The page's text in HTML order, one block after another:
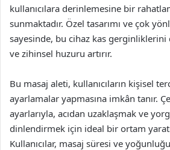
kullanıcılara derinlemesine bir
sunmaktadır. Özel tasarımı ve çok
sayesinde, bu cihaz kas gerginliklerini
ve zihinsel huzuru artırır.
Bu masaj aleti, kullanıcıların kişisel
ayarlamalar yapmasına imkân tanır.
ayarlarıyla, acıdan uzaklaşmak ve
dinlendirmek için ideal bir ortam
Kullanıcılar, masaj süresi ve